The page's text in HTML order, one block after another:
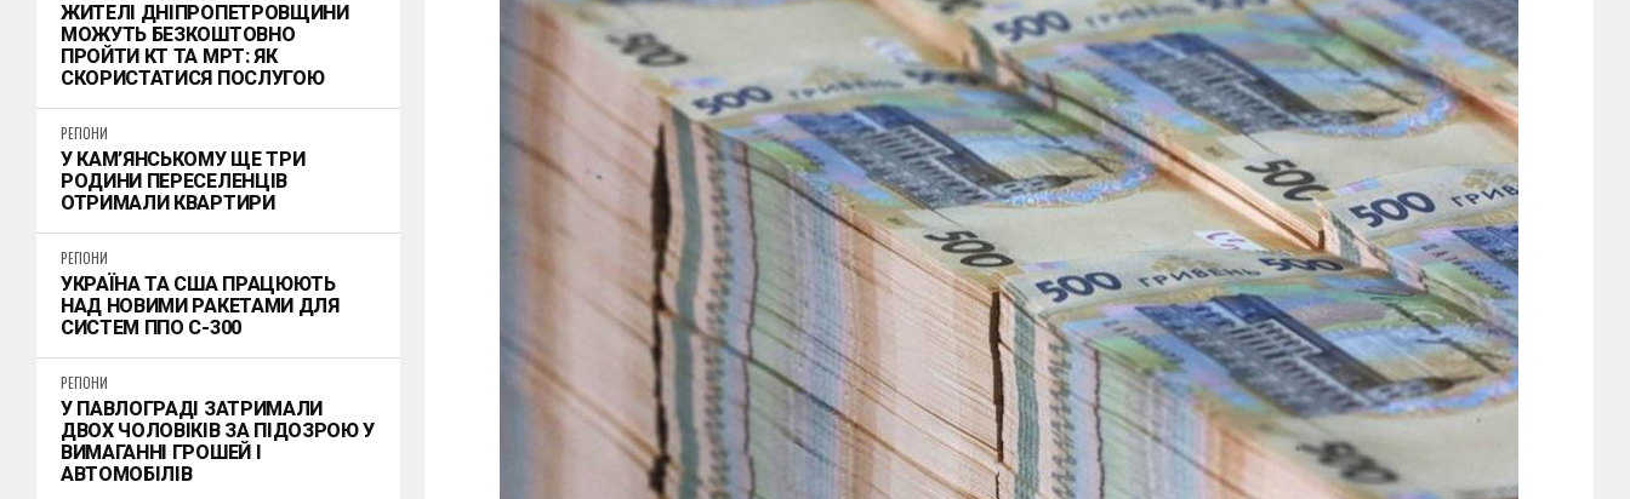
ЖИТЕЛІ ДНІПРОПЕТРОВЩИНИ
МОЖУТЬ БЕЗКОШТОВНО
ПРОЙТИ КТ ТА МРТ: ЯК
СКОРИСТАТИСЯ ПОСЛУГОЮ
РЕГІОНИ
У КАМ’ЯНСЬКОМУ ЩЕ ТРИ
РОДИНИ ПЕРЕСЕЛЕНЦІВ
ОТРИМАЛИ КВАРТИРИ
РЕГІОНИ
УКРАЇНА ТА США ПРАЦЮЮТЬ
НАД НОВИМИ РАКЕТАМИ ДЛЯ
СИСТЕМ ППО С-300
РЕГІОНИ
У ПАВЛОГРАДІ ЗАТРИМАЛИ
ДВОХ ЧОЛОВІКІВ ЗА ПІДОЗРОЮ У
ВИМАГАННІ ГРОШЕЙ І
АВТОМОБІЛІВ